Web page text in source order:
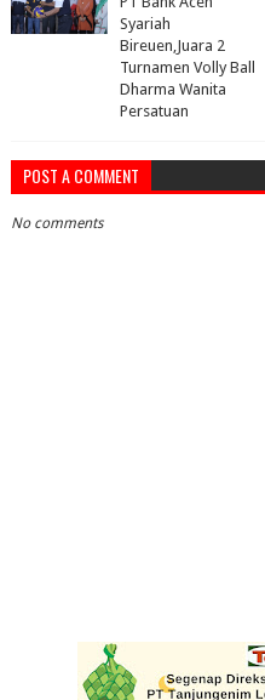
Syariah
Bireuen,Juara 2
Turnamen Volly Ball
Dharma Wanita
Persatuan
POST A COMMENT
No comments